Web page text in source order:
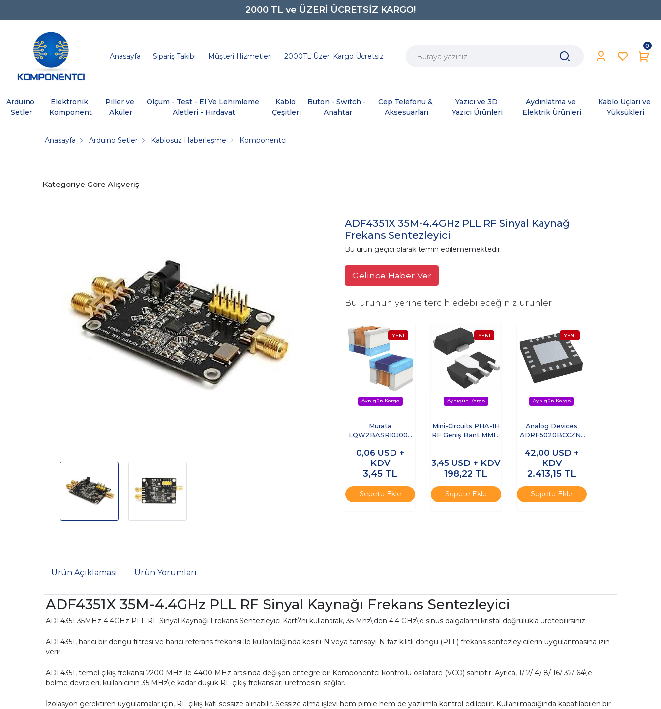
0850 242 0734
Anasayfa Sipariş Takibi Müşteri Hizmetleri 2000TL Üzeri Kargo Ücretsiz
0
Arduino
Setler
Elektronik
Komponent
Piller ve
Aküler
Ölçüm - Test - El Ve Lehimleme
Aletleri - Hırdavat
Kablo
Çeşitleri
Buton - Switch -
Anahtar
Cep Telefonu &
Aksesuarları
Yazıcı ve 3D
Yazıcı Ürünleri
Aydınlatma ve
Elektrik Ürünleri
Kablo Uçları ve
Yüksükleri
Anasayfa Arduino Setler Kablosuz Haberleşme Komponentci
Kategoriye Göre Alışveriş
ADF4351X 35M-4.4GHz PLL RF Sinyal Kaynağı
Frekans Sentezleyici
Bu ürün geçici olarak temin edilememektedir.
Gelince Haber Ver
Bu ürünün yerine tercih edebileceğiniz ürünler
Murata
LQW2BASR10J00L
Endüktör
0,06 USD +
KDV
3,45 TL
Sepete Ekle
Mini-Circuits PHA-1H
RF Geniş Bant MMIC
3,45 USD + KDV
198,22 TL
Sepete Ekle
Analog Devices
ADRF5020BCCZN-
SPDT RF Anahtar
Silicon Switch
42,00 USD +
KDV
2.413,15 TL
Sepete Ekle
Ürün Açıklaması Ürün Yorumları
ADF4351X 35M-4.4GHz PLL RF Sinyal Kaynağı Frekans Sentezleyici
ADF4351 35MHz-4.4GHz PLL RF Sinyal Kaynağı Frekans Sentezleyici Kartı\'nı kullanarak, 35 Mhz\'den 4.4 GHz\'e sinüs dalgalarını kristal doğrulukla üretebilirsiniz.
ADF4351, harici bir döngü filtresi ve harici referans frekansı ile kullanıldığında kesirli-N veya tamsayı-N faz kilitli döngü (PLL) frekans sentezleyicilerin uygulanmasına izin
verir.
ADF4351, temel çıkış frekansı 2200 MHz ile 4400 MHz arasında değişen entegre bir Komponentci kontrollü osilatöre (VCO) sahiptir. Ayrıca, 1/-2/-4/-8/-16/-32/-64\'e
bölme devreleri, kullanıcının 35 MHz\'e kadar düşük RF çıkış frekansları üretmesini sağlar.
İzolasyon gerektiren uygulamalar için, RF çıkış katı sessize alınabilir. Sessize alma işlevi hem pimle hem de yazılımla kontrol edilebilir. Kullanılmadığında kapatılabilen bir